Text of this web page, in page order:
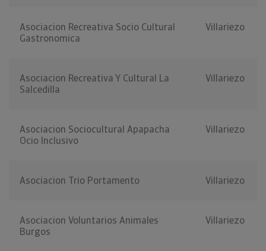
Asociacion Recreativa Socio Cultural
Gastronomica
Villariezo
Asociacion Recreativa Y Cultural La
Salcedilla
Villariezo
Asociacion Sociocultural Apapacha
Ocio Inclusivo
Villariezo
Asociacion Trio Portamento Villariezo
Asociacion Voluntarios Animales
Burgos
Villariezo